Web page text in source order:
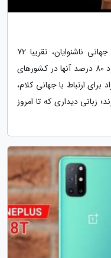
خبرنگاران/اصفهان بنا به گفته فدراسیون جهانی ناشنوایان، تقریبا 72
میلیون ناشنوا در جهان وجود دارد که حدود 80 درصد آنها در کشورهای
ارتباط با جهانی کلام،
زبانی دیداری که تا امروز